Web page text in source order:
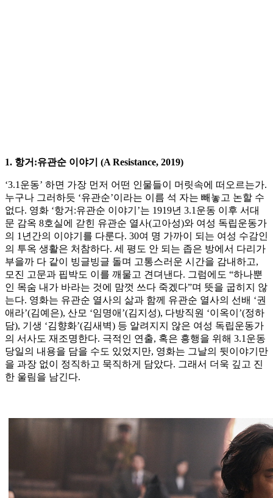
1. 항거:유관순 이야기 (A Resistance, 2019)
‘3.1운동’ 하면 가장 먼저 어떤 인물들이 머릿속에 떠오르는가.
누구나 그러하듯 ‘유관순’이라는 이름 석 자는 빼놓고 논할 수
없다. 영화 ‘항거:유관순 이야기’는 1919년 3.1운동 이후 서대
문 감옥 8호실에 갇힌 유관순 열사(고아성)와 여성 독립운동가
의 1년간의 이야기를 다룬다. 30여 명 가까이 되는 여성 수감인
의 투옥 생활은 처참하다. 세 평도 안 되는 좁은 방에서 다리가
부을까 다 같이 빙글빙글 돌며 고통스러운 시간을 감내하고,
모진 고문과 핍박도 이를 깨물고 견뎌낸다. 그럼에도 “하나뿐
인 목숨 내가 바라는 것에 맘껏 쓰다 죽겠다”며 뜻을 굽히지 않
는다. 영화는 유관순 열사의 삶과 함께 유관순 열사의 선배 ‘권
애라’(김예은), 산모 ‘임명애’(김지성), 다방직원 ‘이옥이’(정하
담), 기생 ‘김향화’(김새벽) 등 알려지지 않은 여성 독립운동가
의 서사도 재조명한다. 극적인 연출, 혹은 흥행을 위해 3.1운동
당일의 내용을 담을 수도 있었지만, 영화는 그날의 뒷이야기만
을 과장 없이 정직하고 묵직하게 담았다. 그래서 더욱 깊고 진
한 울림을 남긴다.